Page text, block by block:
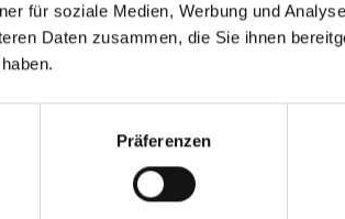
für soziale Medien, Werbung und
Daten zusammen, die Sie ihnen
Präferenzen